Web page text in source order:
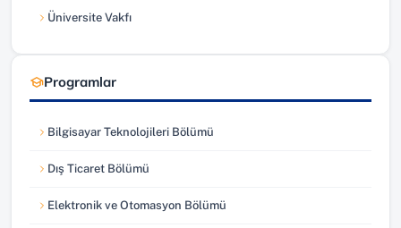
Üniversite Vakfı
(yeni sekmede açılır)
Programlar
Bilgisayar Teknolojileri Bölümü
Dış Ticaret Bölümü
Elektronik ve Otomasyon Bölümü